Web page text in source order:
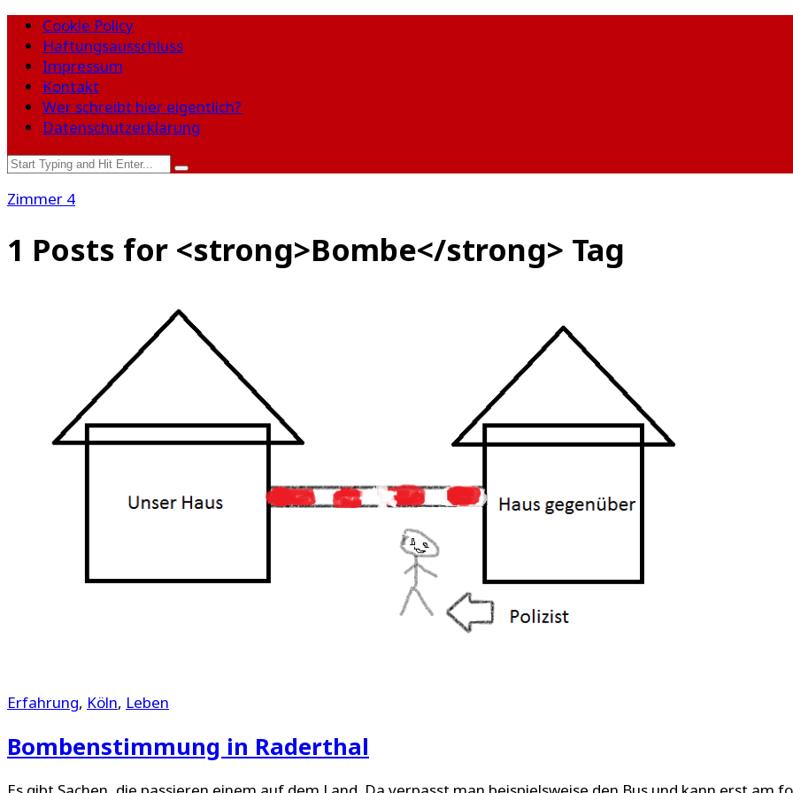
Cookie Policy
Haftungsausschluss
Impressum
Kontakt
Wer schreibt hier eigentlich?
Datenschutzerklärung
Zimmer 4
1 Posts for <strong>Bombe</strong> Tag
Erfahrung, Köln, Leben
Bombenstimmung in Raderthal